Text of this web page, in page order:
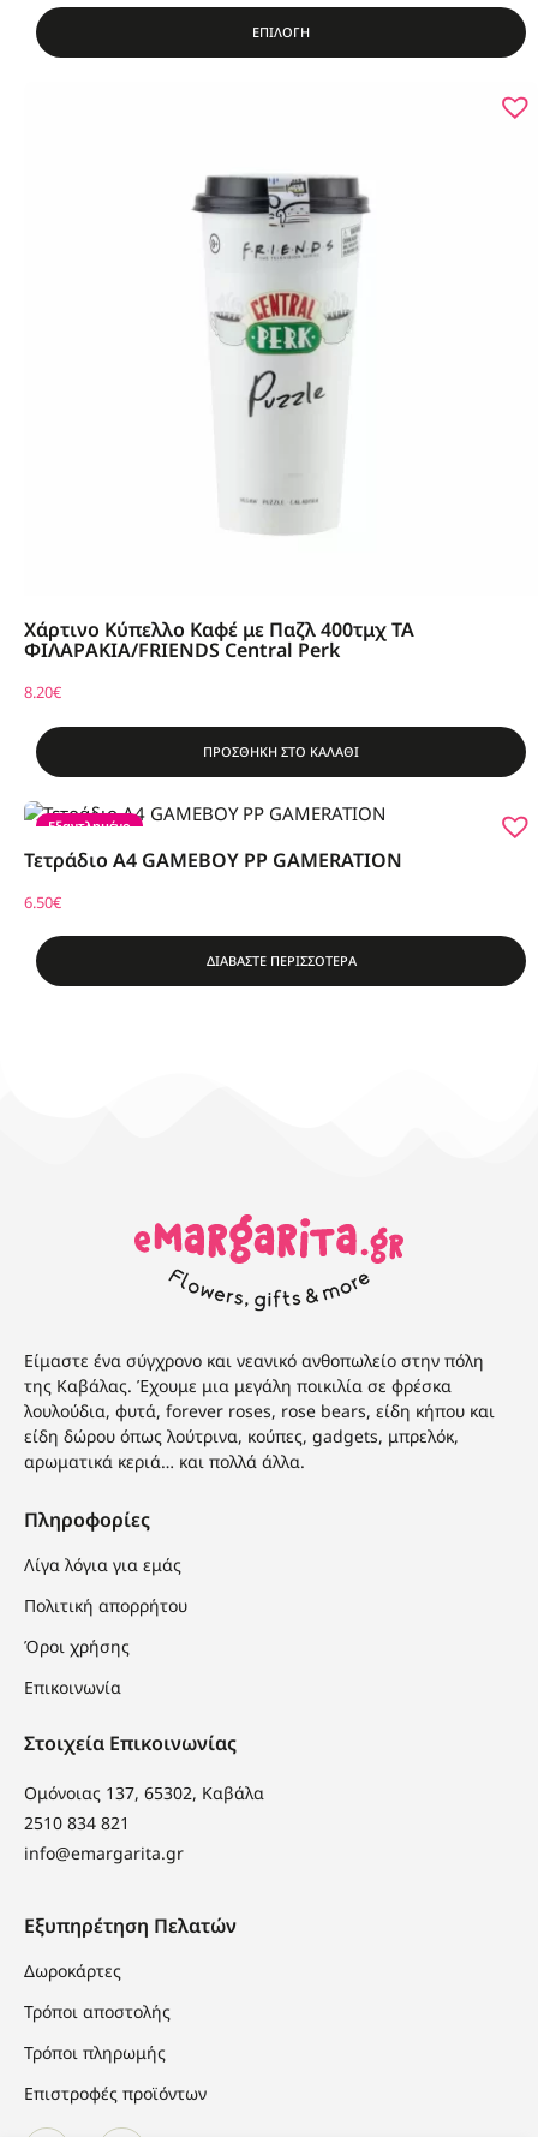
ΕΠΙΛΟΓΗ
Χάρτινο Κύπελλο Καφέ με Παζλ 400τμχ ΤΑ
ΦΙΛΑΡΑΚΙΑ/FRIENDS Central Perk
8.20€
ΠΡΟΣΘΗΚΗ ΣΤΟ ΚΑΛΑΘΙ
Εξαντλημένο
Τετράδιο A4 GAMEBOY PP GAMERATION
6.50€
ΔΙΑΒΑΣΤΕ ΠΕΡΙΣΣΟΤΕΡΑ
Είμαστε ένα σύγχρονο και νεανικό ανθοπωλείο στην πόλη
της Καβάλας. Έχουμε μια μεγάλη ποικιλία σε φρέσκα
λουλούδια, φυτά, forever roses, rose bears, είδη κήπου και
είδη δώρου όπως λούτρινα, κούπες, gadgets, μπρελόκ,
αρωματικά κεριά… και πολλά άλλα.
Πληροφορίες
Λίγα λόγια για εμάς
Πολιτική απορρήτου
Όροι χρήσης
Επικοινωνία
Στοιχεία Επικοινωνίας
Ομόνοιας 137, 65302, Καβάλα
2510 834 821
info@emargarita.gr
Εξυπηρέτηση Πελατών
Δωροκάρτες
Τρόποι αποστολής
Τρόποι πληρωμής
Επιστροφές προϊόντων